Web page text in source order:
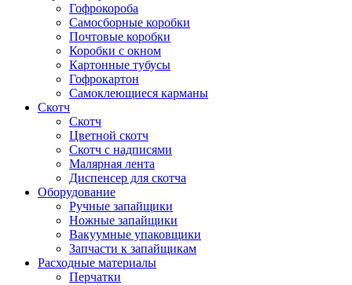
Гофрокороба
Самосборные коробки
Почтовые коробки
Коробки с окном
Картонные тубусы
Гофрокартон
Самоклеющиеся карманы
Скотч
Скотч
Цветной скотч
Скотч с надписями
Малярная лента
Диспенсер для скотча
Оборудование
Ручные запайщики
Ножные запайщики
Вакуумные упаковщики
Запчасти к запайщикам
Расходные материалы
Перчатки